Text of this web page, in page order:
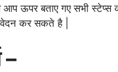
आप ऊपर बताए गए सभी
कर सकते है |
–